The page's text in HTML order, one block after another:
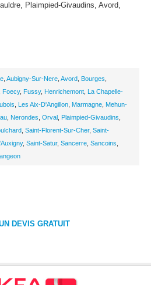
Plaimpied-Givaudins, Avord,
Aubigny-Sur-Nere Avord Bourges
Foecy, Fussy, Henrichemont La Chapelle-
Les Aix-D'Angillon Marmagne Mehun-
Nerondes Orval Plaimpied-Givaudins
Saint-Florent-Sur-Cher, Saint-
, Saint-Satur, Sancerre Sancoins
DEVIS GRATUIT